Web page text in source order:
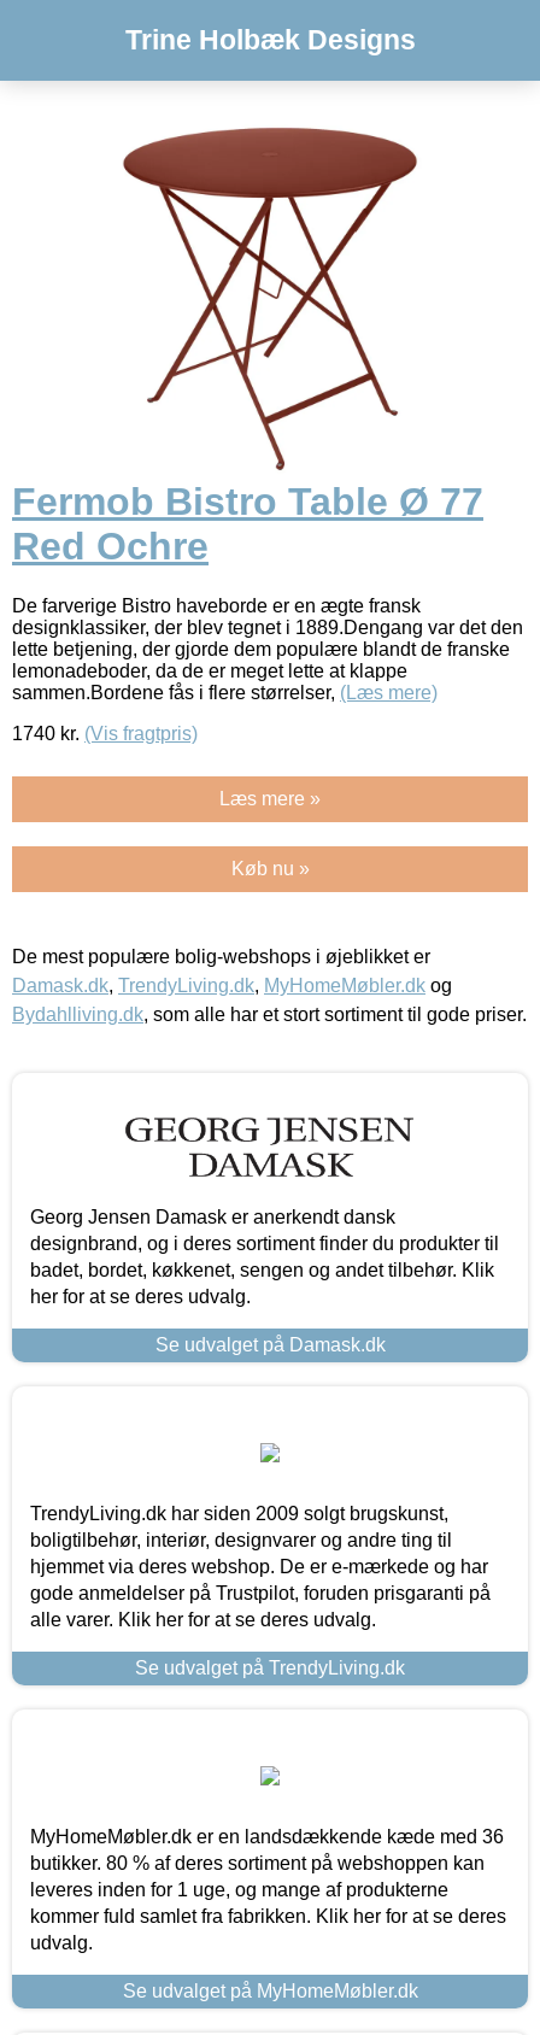
Trine Holbæk Designs
Fermob Bistro Table Ø 77
Red Ochre
De farverige Bistro haveborde er en ægte fransk
designklassiker, der blev tegnet i 1889.Dengang var det den
lette betjening, der gjorde dem populære blandt de franske
lemonadeboder, da de er meget lette at klappe
sammen.Bordene fås i flere størrelser, (Læs mere)
1740 kr. (Vis fragtpris)
Læs mere »
Køb nu »
De mest populære bolig-webshops i øjeblikket er
Damask.dk, TrendyLiving.dk, MyHomeMøbler.dk og
Bydahlliving.dk, som alle har et stort sortiment til gode priser.
Georg Jensen Damask er anerkendt dansk
designbrand, og i deres sortiment finder du produkter til
badet, bordet, køkkenet, sengen og andet tilbehør. Klik
her for at se deres udvalg.
Se udvalget på Damask.dk
TrendyLiving.dk har siden 2009 solgt brugskunst,
boligtilbehør, interiør, designvarer og andre ting til
hjemmet via deres webshop. De er e-mærkede og har
gode anmeldelser på Trustpilot, foruden prisgaranti på
alle varer. Klik her for at se deres udvalg.
Se udvalget på TrendyLiving.dk
MyHomeMøbler.dk er en landsdækkende kæde med 36
butikker. 80 % af deres sortiment på webshoppen kan
leveres inden for 1 uge, og mange af produkterne
kommer fuld samlet fra fabrikken. Klik her for at se deres
udvalg.
Se udvalget på MyHomeMøbler.dk